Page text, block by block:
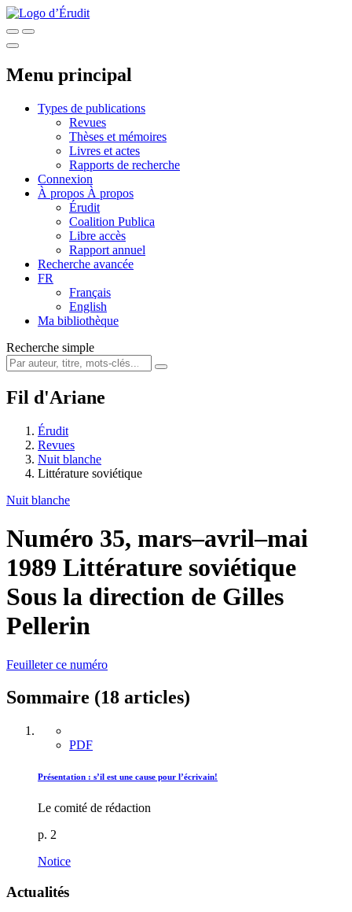
Menu principal
Types de publications
Revues
Thèses et mémoires
Livres et actes
Rapports de recherche
Connexion
À propos À propos
Érudit
Coalition Publica
Libre accès
Rapport annuel
Recherche avancée
FR
Français
English
Ma bibliothèque
Recherche simple
Fil d'Ariane
Érudit
Revues
Nuit blanche
Littérature soviétique
Nuit blanche
Numéro 35, mars–avril–mai
1989 Littérature soviétique
Sous la direction de Gilles
Pellerin
Feuilleter ce numéro
Sommaire (18 articles)
PDF
Présentation : s’il est une cause pour l’écrivain!
Le comité de rédaction
p. 2
Notice
Actualités